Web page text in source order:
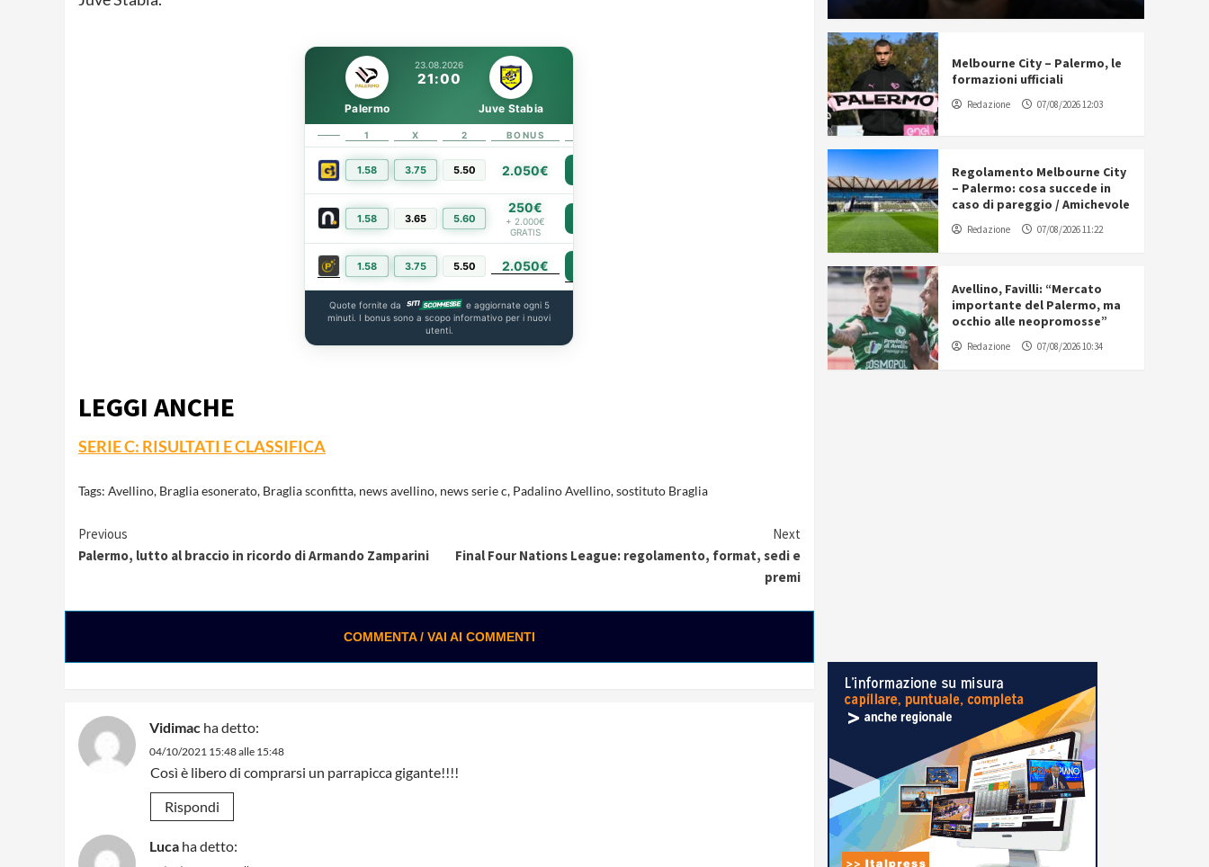
23.08.2026
21:00
Palermo Juve Stabia
1 X 2 BONUS
1.58 3.75 5.50 2.050€
1.58 3.65 5.60
250€
+ 2.000€
GRATIS
1.58 3.75 5.50 2.050€
Quote fornite da
e aggiornate ogni 5
minuti. I bonus sono a scopo informativo per i nuovi
utenti.
LEGGI ANCHE
SERIE C: RISULTATI E CLASSIFICA
Tags: Avellino, Braglia esonerato, Braglia sconfitta, news avellino, news serie c, Padalino Avellino,sostituto Braglia
Continue
Reading
Previous
Palermo, lutto al braccio in ricordo di Armando Zamparini
Next
Final Four Nations League: regolamento, format, sedi e
premi
COMMENTA / VAI AI COMMENTI
Vidimac ha detto:
04/10/2021 15:48 alle 15:48
Così è libero di comprarsi un parrapicca gigante!!!!
Rispondi
Luca ha detto:
Melbourne City – Palermo, le
formazioni ufficiali
Redazione 07/08/2026 12:03
Regolamento Melbourne City
– Palermo: cosa succede in
caso di pareggio / Amichevole
Redazione 07/08/2026 11:22
Avellino, Favilli: “Mercato
importante del Palermo, ma
occhio alle neopromosse”
Redazione 07/08/2026 10:34